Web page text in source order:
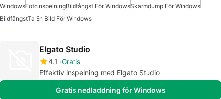
WindowsFotoinspelningBildfångst För WindowsSkärmdump För Windows
BildfångstTa En Bild För Windows
Elgato Studio
4.1 Gratis
Effektiv inspelning med Elgato Studio
Gratis nedladdning för Windows